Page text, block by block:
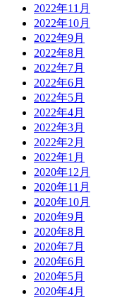
2022年11月
2022年10月
2022年9月
2022年8月
2022年7月
2022年6月
2022年5月
2022年4月
2022年3月
2022年2月
2022年1月
2020年12月
2020年11月
2020年10月
2020年9月
2020年8月
2020年7月
2020年6月
2020年5月
2020年4月